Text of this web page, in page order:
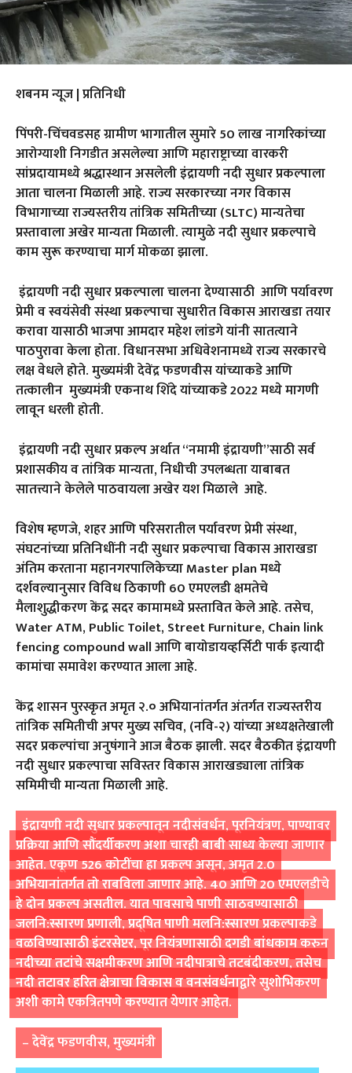
शबनम न्यूज | प्रतिनिधी
पिंपरी-चिंचवडसह ग्रामीण भागातील सुमारे 50 लाख नागरिकांच्या
आरोग्याशी निगडीत असलेल्या आणि महाराष्ट्राच्या वारकरी
सांप्रदायामध्ये श्रद्धास्थान असलेली इंद्रायणी नदी सुधार प्रकल्पाला
आता चालना मिळाली आहे. राज्य सरकारच्या नगर विकास
विभागाच्या राज्यस्तरीय तांत्रिक समितीच्या (SLTC) मान्यतेचा
प्रस्तावाला अखेर मान्यता मिळाली. त्यामुळे नदी सुधार प्रकल्पाचे
काम सुरू करण्याचा मार्ग मोकळा झाला.
इंद्रायणी नदी सुधार प्रकल्पाला चालना देण्यासाठी आणि पर्यावरण
प्रेमी व स्वयंसेवी संस्था प्रकल्पाचा सुधारीत विकास आराखडा तयार
करावा यासाठी भाजपा आमदार महेश लांडगे यांनी सातत्याने
पाठपुरावा केला होता. विधानसभा अधिवेशनामध्ये राज्य सरकारचे
लक्ष वेधले होते. मुख्यमंत्री देवेंद्र फडणवीस यांच्याकडे आणि
तत्कालीन मुख्यमंत्री एकनाथ शिंदे यांच्याकडे 2022 मध्ये मागणी
लावून धरली होती.
इंद्रायणी नदी सुधार प्रकल्प अर्थात ‘‘नमामी इंद्रायणी’’साठी सर्व
प्रशासकीय व तांत्रिक मान्यता, निधीची उपलब्धता याबाबत
सातत्त्याने केलेले पाठवायला अखेर यश मिळाले आहे.
विशेष म्हणजे, शहर आणि परिसरातील पर्यावरण प्रेमी संस्था,
संघटनांच्या प्रतिनिधींनी नदी सुधार प्रकल्पाचा विकास आराखडा
अंतिम करताना महानगरपालिकेच्या Master plan मध्ये
दर्शवल्यानुसार विविध ठिकाणी 60 एमएलडी क्षमतेचे
मैलाशुद्धीकरण केंद्र सदर कामामध्ये प्रस्तावित केले आहे. तसेच,
Water ATM, Public Toilet, Street Furniture, Chain link
fencing compound wall आणि बायोडायव्हर्सिटी पार्क इत्यादी
कामांचा समावेश करण्यात आला आहे.
केंद्र शासन पुरस्कृत अमृत २.० अभियानांतर्गत अंतर्गत राज्यस्तरीय
तांत्रिक समितीची अपर मुख्य सचिव, (नवि-२) यांच्या अध्यक्षतेखाली
सदर प्रकल्पांचा अनुषंगाने आज बैठक झाली. सदर बैठकीत इंद्रायणी
नदी सुधार प्रकल्पाचा सविस्तर विकास आराखड्याला तांत्रिक
समिमीची मान्यता मिळाली आहे.
इंद्रायणी नदी सुधार प्रकल्पातून नदीसंवर्धन, पूरनियंत्रण, पाण्यावर
प्रक्रिया आणि सौंदर्यीकरण अशा चारही बाबी साध्य केल्या जाणार
आहेत. एकूण 526 कोटींचा हा प्रकल्प असून, अमृत 2.0
अभियानांतर्गत तो राबविला जाणार आहे. 40 आणि 20 एमएलडीचे
हे दोन प्रकल्प असतील. यात पावसाचे पाणी साठवण्यासाठी
जलनि:स्सारण प्रणाली, प्रदूषित पाणी मलनि:स्सारण प्रकल्पाकडे
वळविण्यासाठी इंटरसेप्टर, पूर नियंत्रणासाठी दगडी बांधकाम करुन
नदीच्या तटांचे सक्षमीकरण आणि नदीपात्राचे तटबंदीकरण, तसेच
नदी तटावर हरित क्षेत्राचा विकास व वनसंवर्धनाद्वारे सुशोभिकरण
अशी कामे एकत्रितपणे करण्यात येणार आहेत.
– देवेंद्र फडणवीस, मुख्यमंत्री